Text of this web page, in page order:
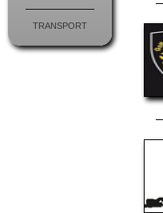
TRANSPORT